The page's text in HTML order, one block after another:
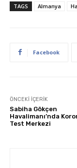
TAGS Almanya
Facebook
ÖNCEKI İÇERIK
Sabiha Gökçen
Havalimanı’nda
Test Merkezi